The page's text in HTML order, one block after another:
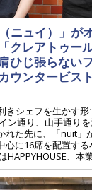
ニュイ）」が
クレアトゥー
ひじ張らない
ウンタービス
きシェフを生かす
ン通り、山手通り
れた先に、「nuit」
心に16席を配置す
HAPPYHOUSE、本